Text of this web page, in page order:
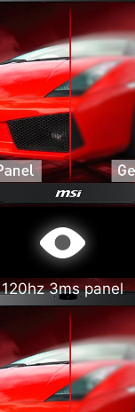
120hz 3ms panel